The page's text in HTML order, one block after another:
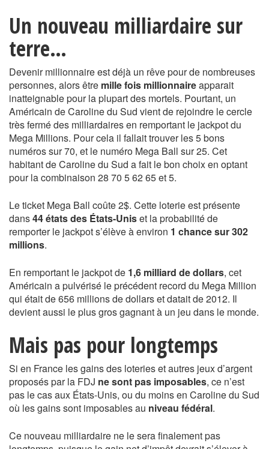
Un nouveau milliardaire sur
terre…
Devenir millionnaire est déjà un rêve pour de nombreuses
personnes, alors être mille fois millionnaireapparait
inatteignable pour la plupart des mortels. Pourtant, un
Américain de Caroline du Sud vient de rejoindre le cercle
très fermé des milliardaires en remportant le jackpot du
Mega Millions. Pour cela il fallait trouver les 5 bons
numéros sur 70, et le numéro Mega Ball sur 25. Cet
habitant de Caroline du Sud a fait le bon choix en optant
pour la combinaison 28 70 5 62 65 et 5.
Le ticket Mega Ball coûte 2$. Cette loterie est présente
dans44 états des États-Uniset la probabilité de
remporter le jackpot s’élève à environ 1 chance sur 302
millions.
En remportant le jackpot de 1,6 milliard de dollars, cet
Américain a pulvérisé le précédent record du Mega Million
qui était de 656 millions de dollars et datait de 2012. Il
devient aussi le plus gros gagnant à un jeu dans le monde.
Mais pas pour longtemps
Si en France les gains des loteries et autres jeux d’argent
proposés par la FDJ ne sont pas imposables, ce n’est
pas le cas aux États-Unis, ou du moins en Caroline du Sud
où les gains sont imposables au niveau fédéral.
Ce nouveau milliardaire ne le sera finalement pas